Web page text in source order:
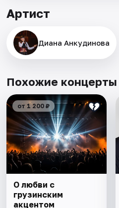
Артист
Диана Анкудинова
Похожие концерты
от 1 200 ₽
О любви с
грузинским
акцентом